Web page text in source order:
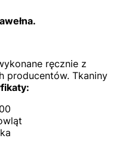
ręcznie z
producentów. Tkaniny